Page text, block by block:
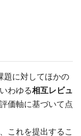
題に対してほかの
わゆる相互レビュ
価軸に基づいて点
これを提出するこ